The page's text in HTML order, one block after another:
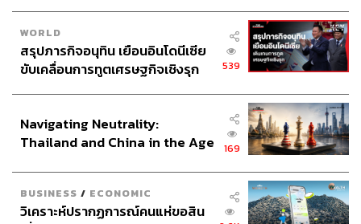
WORLD
สรุปภารกิจอนุทิน เยือนอินโดนีเซีย
ขับเคลื่อนการทูตเศรษฐกิจเชิงรุก
539
Navigating Neutrality:
Thailand and China in the Age
169
BUSINESS / ECONOMIC
วิเคราะห์ปรากฏการณ์คนแห่ขอสิน